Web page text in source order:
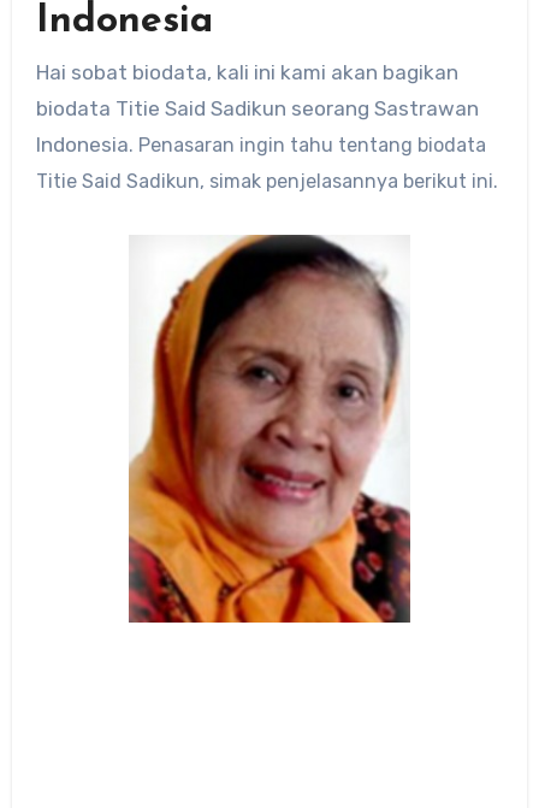
Indonesia
Hai sobat biodata, kali ini kami akan bagikan
biodata Titie Said Sadikun seorang Sastrawan
Indonesia. Penasaran ingin tahu tentang biodata
Titie Said Sadikun, simak penjelasannya berikut ini.